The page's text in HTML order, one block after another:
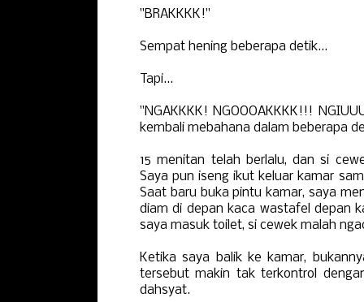
"BRAKKKK!"
Sempat hening beberapa detik...
Tapi...
"NGAKKKK! NGOOOAKKKK!!!
kembali mebahana dalam beberapa
15 menitan telah berlalu, dan si
Saya pun iseng ikut keluar kamar
Saat baru buka pintu kamar, saya
diam di depan kaca wastafel depan
saya masuk toilet, si cewek malah
Ketika saya balik ke kamar,
tersebut makin tak terkontrol
dahsyat.